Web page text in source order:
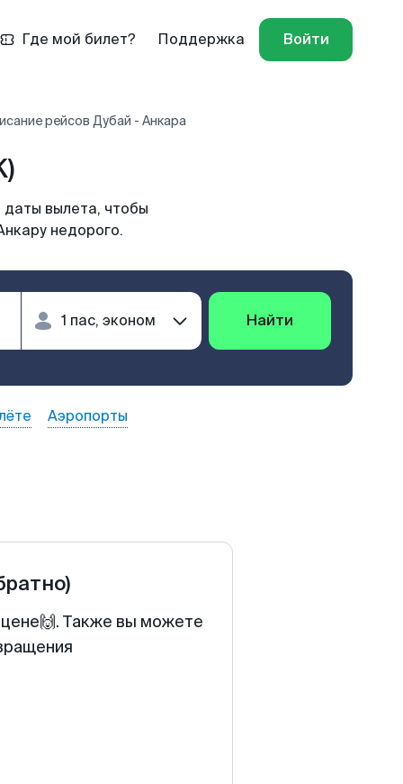
Где мой билет? Поддержка Войти
рейсов Дубай - Анкара
вылета, чтобы
недорого.
Найти
Аэропорты
Также вы можете